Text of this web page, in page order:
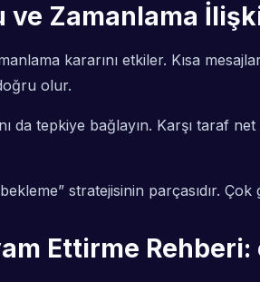
ve Zamanlama
kararını etkiler. Kısa
olur.
da tepkiye bağlayın. Karşı taraf
stratejisinin parçasıdır.
Ettirme